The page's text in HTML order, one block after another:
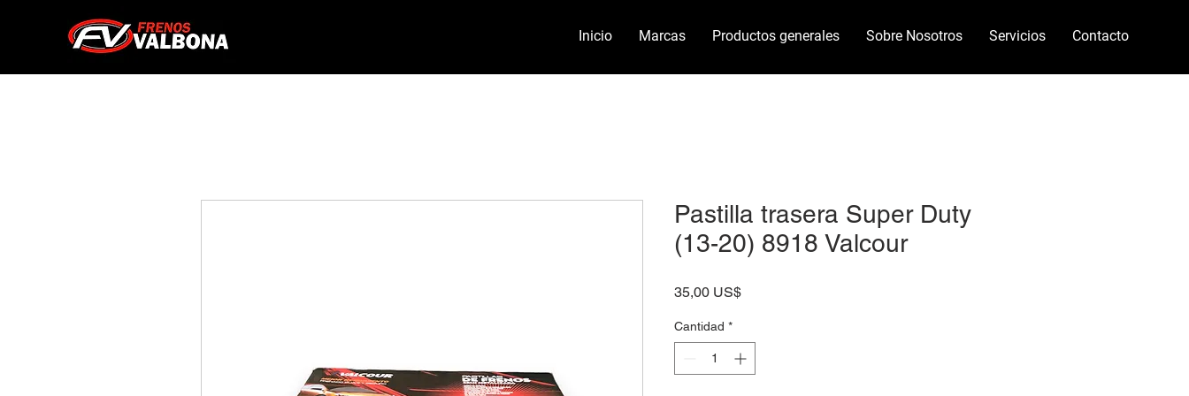
Inicio Marcas Productos generales Sobre Nosotros Servicios Contacto
Pastilla trasera Super Duty
(13-20) 8918 Valcour
35,00 US$Precio
Cantidad *